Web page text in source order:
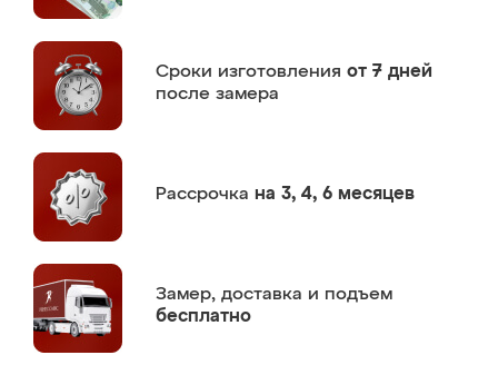
Сроки изготовления от 7 дней
после замера
Рассрочка на 3, 4, 6 месяцев
Замер, доставка и подъем
бесплатно